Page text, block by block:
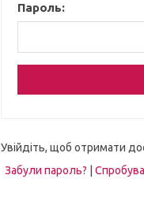
Пароль:
Увійдіть, щоб отримати
Забули пароль?